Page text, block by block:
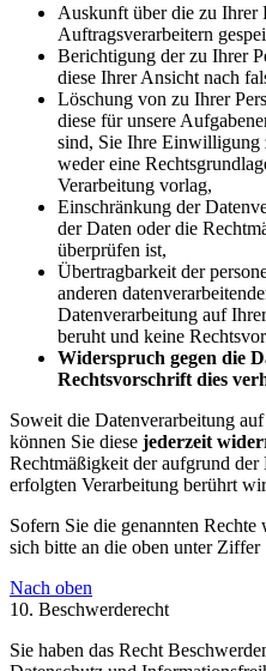
Auskunft über die zu Ihrer
Auftragsverarbeitern
Berichtigung der zu Ihrer
diese Ihrer Ansicht nach
Löschung von zu Ihrer
diese für unsere
sind, Sie Ihre Einwilligung
weder eine
Verarbeitung vorlag,
Einschränkung der
der Daten oder die
überprüfen ist,
Übertragbarkeit der
anderen
Datenverarbeitung auf
beruht und keine
Widerspruch gegen die
Rechtsvorschrift dies
Soweit die Datenverarbeitung
können Sie diese jederzeit
Rechtmäßigkeit der aufgrund
erfolgten Verarbeitung berührt
Sofern Sie die genannten
sich bitte an die oben unter Ziffer
Nach oben
10. Beschwerderecht
Sie haben das Recht